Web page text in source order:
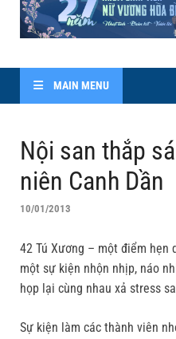
MAIN MENU
Nội san thắp
niên Canh Dần
10/01/2013
42 Tú Xương – một điểm hẹn
một sự kiện nhộn nhịp, náo
họp lại cùng nhau xả stress
Sự kiện làm các thành viên